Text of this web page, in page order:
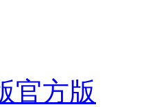
官方版